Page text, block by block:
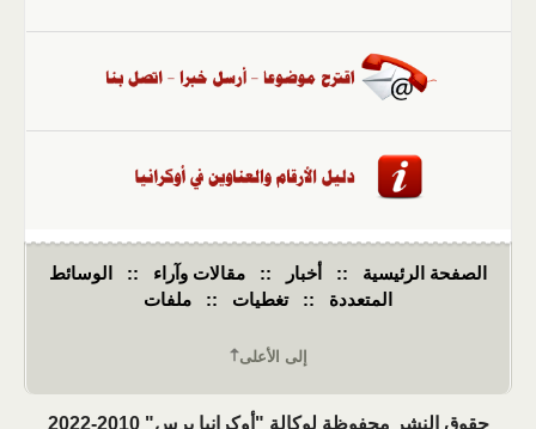
الصفحة الرئيسية :: أخبار :: مقالات وآراء ::
الوسائط
المتعددة
:: تغطيات :: ملفات
إلى الأعلى
حقوق النشر محفوظة لوكالة "أوكرانيا برس" 2010-2022